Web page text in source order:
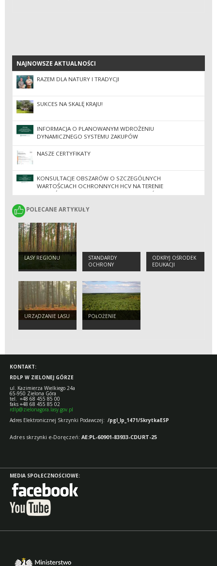
NAJNOWSZE AKTUALNOŚCI
NAJNOWSZE AKTUALNOŚCI
RAZEM DLA NATURY I TRADYCJI
SUKCES NA SKALĘ KRAJU!
INFORMACJA O PLANOWANYM WDROŻENIU
DYNAMICZNEGO SYSTEMU ZAKUPÓW
NASZE CERTYFIKATY
KONSULTACJE OBSZARÓW O SZCZEGÓLNYCH
WARTOŚCIACH OCHRONNYCH HCV NA TERENIE
NADLEŚNICTW REGIONALNEJ DYREKCJI LASÓW
POLECANE ARTYKUŁY
POLECANE ARTYKUŁY
LASY REGIONU
STANDARDY
OCHRONY
MAŁOLETNICH
ODKRYJ OŚRODEK
EDUKACJI
PRZYRODNICZO-
URZĄDZANIE LASU POŁOŻENIE
KONTAKT:
RDLP W ZIELONEJ GÓRZE
ul. Kazimierza Wielkiego 24a
65-950 Zielona Góra
tel. +48 68 455 85 00
faks +48 68 455 85 02
rdlp@zielonagora.lasy.gov.pl
Adres Elektronicznej Skrzynki Podawczej: /pgl_lp_1471/SkrytkaESP
Adres skrzynki e-Doręczeń: AE:PL-60901-83933-CDURT-25
MEDIA SPOŁECZNOŚCIOWE: